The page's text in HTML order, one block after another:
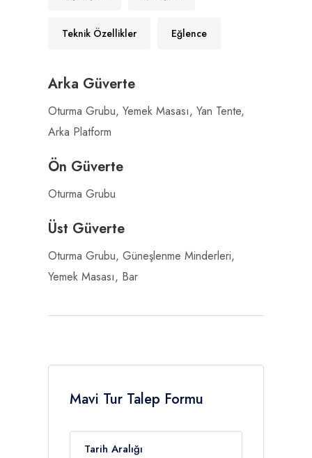
Teknik Özellikler Eğlence
Arka Güverte
Oturma Grubu, Yemek Masası, Yan Tente,
Arka Platform
Ön Güverte
Oturma Grubu
Üst Güverte
Oturma Grubu, Güneşlenme Minderleri,
Yemek Masası, Bar
Mavi Tur Talep Formu
Tarih Aralığı